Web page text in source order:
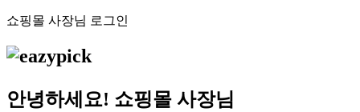
쇼핑몰 사장님 로그인
안녕하세요! 쇼핑몰 사장님